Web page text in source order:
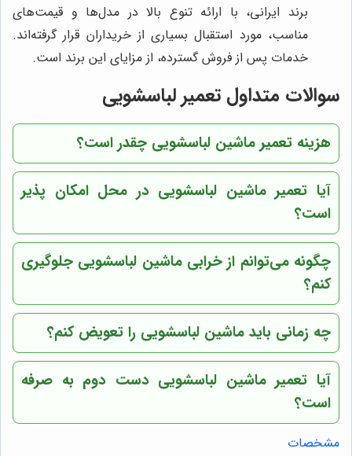
برند ایرانی، با ارائه تنوع بالا در مدل‌ها و قیمت‌های
مناسب، مورد استقبال بسیاری از خریداران قرار گرفته‌اند.
خدمات پس از فروش گسترده، از مزایای این برند است.
سوالات متداول تعمیر لباسشویی
هزینه تعمیر ماشین لباسشویی چقدر است؟
آیا تعمیر ماشین لباسشویی در محل امکان پذیر
است؟
چگونه می‌توانم از خرابی ماشین لباسشویی جلوگیری
کنم؟
چه زمانی باید ماشین لباسشویی را تعویض کنم؟
آیا تعمیر ماشین لباسشویی دست دوم به صرفه
است؟
مشخصات